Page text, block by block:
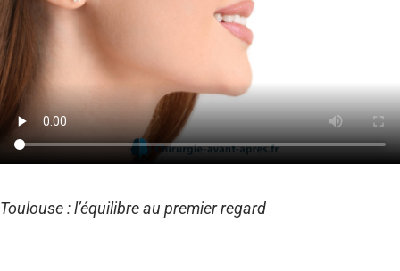
Toulouse : l’équilibre au premier regard